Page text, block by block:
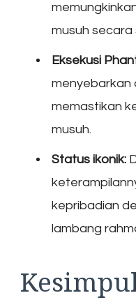
musuh secara
Eksekusi
menyebarkan
memastikan
musuh.
Status ikonik:
kepribadian
lambang